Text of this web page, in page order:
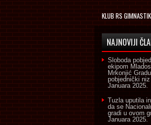
KLUB RS
NAJNOVIJI
Sloboda
ekipom
Mrkonjić
pobjednički niz
Januara 2025.
Tuzla uputila
da se
gradi u ovom
Januara 2025.